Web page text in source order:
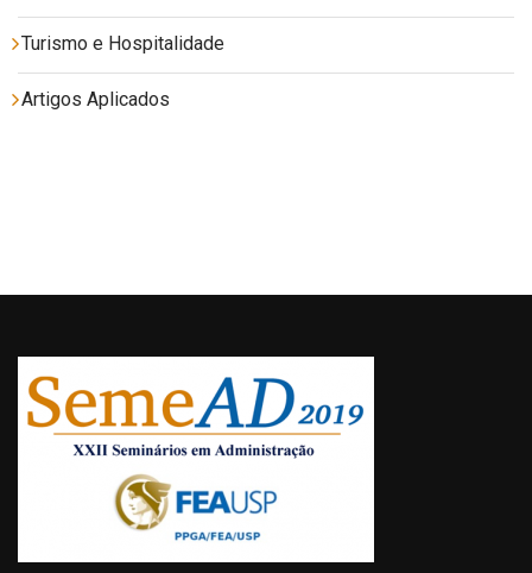
Turismo e Hospitalidade
Artigos Aplicados